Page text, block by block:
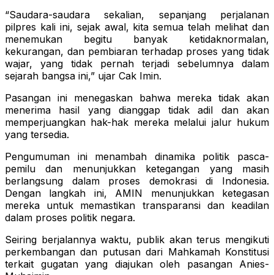
“Saudara-saudara sekalian, sepanjang perjalanan
pilpres kali ini, sejak awal, kita semua telah melihat dan
menemukan begitu banyak ketidaknormalan,
kekurangan, dan pembiaran terhadap proses yang tidak
wajar, yang tidak pernah terjadi sebelumnya dalam
sejarah bangsa ini,” ujar Cak Imin.
Pasangan ini menegaskan bahwa mereka tidak akan
menerima hasil yang dianggap tidak adil dan akan
memperjuangkan hak-hak mereka melalui jalur hukum
yang tersedia.
Pengumuman ini menambah dinamika politik pasca-
pemilu dan menunjukkan ketegangan yang masih
berlangsung dalam proses demokrasi di Indonesia.
Dengan langkah ini, AMIN menunjukkan ketegasan
mereka untuk memastikan transparansi dan keadilan
dalam proses politik negara.
Seiring berjalannya waktu, publik akan terus mengikuti
perkembangan dan putusan dari Mahkamah Konstitusi
terkait gugatan yang diajukan oleh pasangan Anies-